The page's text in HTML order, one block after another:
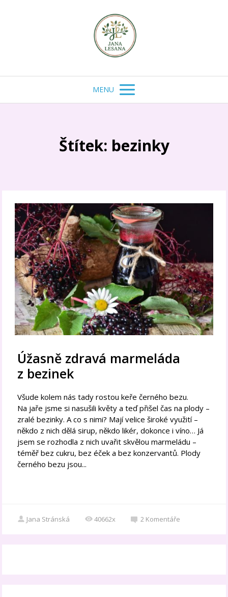
MENU
Štítek: bezinky
Úžasně zdravá marmeláda
z bezinek
Všude kolem nás tady rostou keře černého bezu.
Na jaře jsme si nasušili květy a teď přišel čas na plody –
zralé bezinky. A co s nimi? Mají velice široké využití –
někdo z nich dělá sirup, někdo likér, dokonce i víno… Já
jsem se rozhodla z nich uvařit skvělou marmeládu –
téměř bez cukru, bez éček a bez konzervantů. Plody
černého bezu jsou...
Jana Stránská 40662x 2 Komentáře